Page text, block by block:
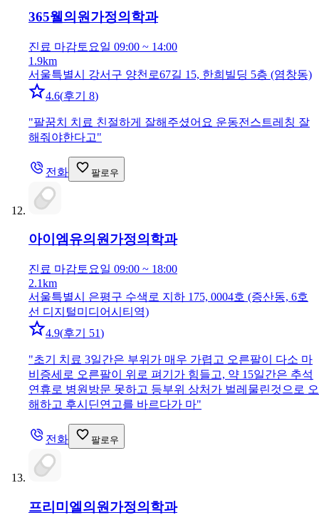
365웰의원 가정의학과
진료 마감토요일 09:00 ~ 14:00
1.9km
서울특별시 강서구 양천로67길 15, 한희빌딩 5층 (염창동)
4.6(후기 8)
"팔꿈치 치료 친절하게 잘해주셨어요 운동전스트레칭 잘
해줘야한다고"
전화 팔로우
아이엠유의원가정의학과
진료 마감토요일 09:00 ~ 18:00
2.1km
서울특별시 은평구 수색로 지하 175, 0004호 (증산동, 6호
선 디지털미디어시티역)
4.9(후기 51)
"초기 치료 3일간은 부위가 매우 가렵고 오른팔이 다소 마
비증세로 오른팔이 위로 펴기가 힘들고, 약 15일간은 추석
연휴로 병원방문 못하고 등부위 상처가 벌레물린것으로 오
해하고 후시딘연고를 바르다가 마"
전화 팔로우
프리미엘의원 가정의학과